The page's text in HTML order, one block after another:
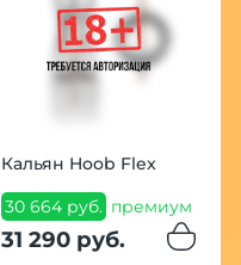
Кальян Hoob Flex
30 664 руб. премиум
31 290 руб.